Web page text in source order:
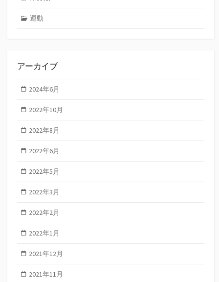
運動
アーカイブ
2024年6月
2022年10月
2022年8月
2022年6月
2022年5月
2022年3月
2022年2月
2022年1月
2021年12月
2021年11月